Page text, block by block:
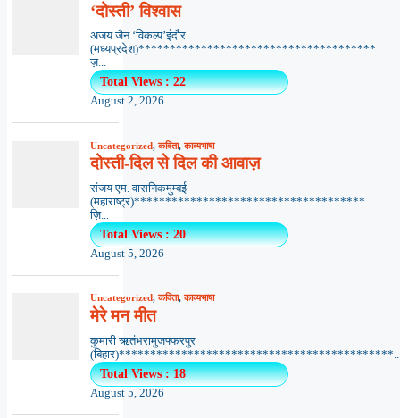
‘दोस्ती’ विश्वास
अजय जैन ‘विकल्प’इंदौर
(मध्यप्रदेश)**************************************
ज़...
Total Views : 22
August 2, 2026
Uncategorized,कविता,काव्यभाषा
दोस्ती-दिल से दिल की आवाज़
संजय एम. वासनिकमुम्बई
(महाराष्ट्र)*************************************
ज़ि...
Total Views : 20
August 5, 2026
Uncategorized,कविता,काव्यभाषा
मेरे मन मीत
कुमारी ऋतंभरामुजफ्फरपुर
Total Views : 18
August 5, 2026